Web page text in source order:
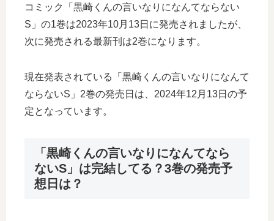
コミック「黒崎くんの言いなりになんてならない
S」の1巻は2023年10月13日に発売されましたが、
次に発売される最新刊は2巻になります。
現在発表されている「黒崎くんの言いなりになんて
ならないS」2巻の発売日は、2024年12月13日の予
定となっています。
「黒崎くんの言いなりになんてなら
ないS」は完結してる？3巻の発売予
想日は？